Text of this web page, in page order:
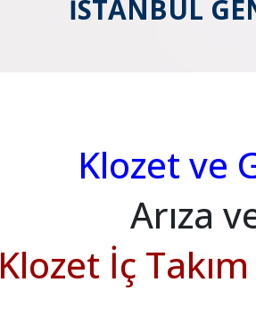
İSTANBUL
Klozet ve
Arıza
Klozet İç